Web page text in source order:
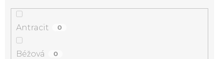
Antracit 0
Béžová 0